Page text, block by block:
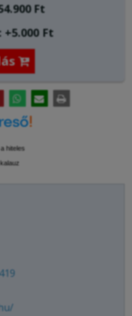
Ft
Ft

hiteles